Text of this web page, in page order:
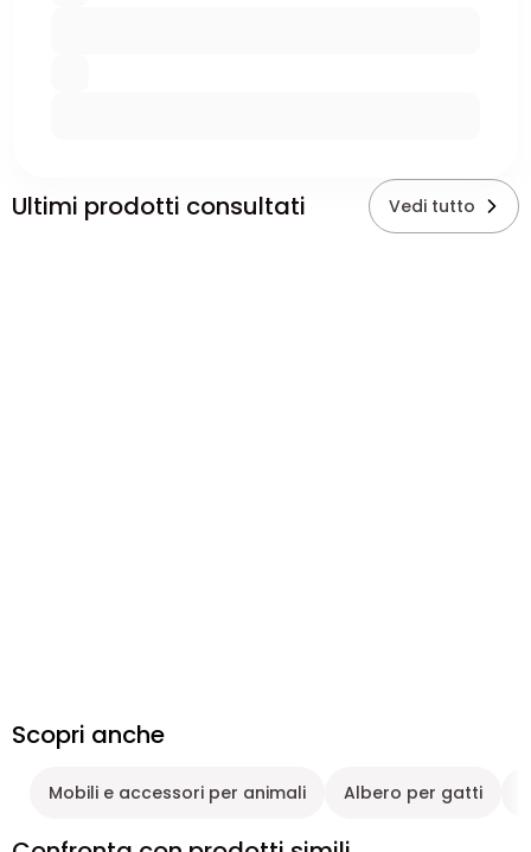
Ultimi prodotti consultati Vedi tutto
Scopri anche
Mobili e accessori per animali Albero per gatti